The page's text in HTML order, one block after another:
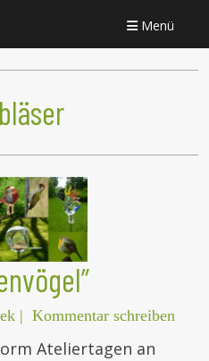
Menü
| Kommentar schreiben
Ateliertagen an